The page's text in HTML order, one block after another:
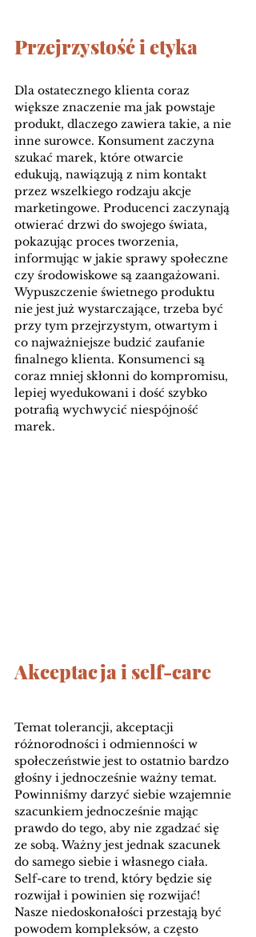
Przejrzystość i etyka
Dla ostatecznego klienta coraz
większe znaczenie ma jak powstaje
produkt, dlaczego zawiera takie, a nie
inne surowce. Konsument zaczyna
szukać marek, które otwarcie
edukują, nawiązują z nim kontakt
przez wszelkiego rodzaju akcje
marketingowe. Producenci zaczynają
otwierać drzwi do swojego świata,
pokazując proces tworzenia,
informując w jakie sprawy społeczne
czy środowiskowe są zaangażowani.
Wypuszczenie świetnego produktu
nie jest już wystarczające, trzeba być
przy tym przejrzystym, otwartym i
co najważniejsze budzić zaufanie
finalnego klienta. Konsumenci są
coraz mniej skłonni do kompromisu,
lepiej wyedukowani i dość szybko
potrafią wychwycić niespójność
marek.
Akceptacja i self-care
Temat tolerancji, akceptacji
różnorodności i odmienności w
społeczeństwie jest to ostatnio bardzo
głośny i jednocześnie ważny temat.
Powinniśmy darzyć siebie wzajemnie
szacunkiem jednocześnie mając
prawdo do tego, aby nie zgadzać się
ze sobą. Ważny jest jednak szacunek
do samego siebie i własnego ciała.
Self-care to trend, który będzie się
rozwijał i powinien się rozwijać!
Nasze niedoskonałości przestają być
powodem kompleksów, a często